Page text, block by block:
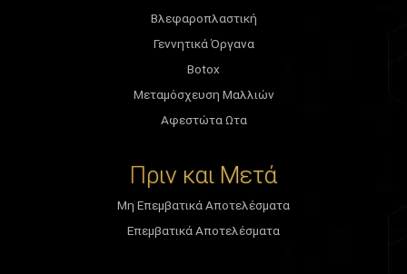
Βλεφαροπλαστική
Γεννητικά Όργανα
Botox
Μεταμόσχευση Μαλλιών
Αφεστώτα Ωτα
Πριν και Μετά
Μη Επεμβατικά Αποτελέσματα
Επεμβατικά Αποτελέσματα